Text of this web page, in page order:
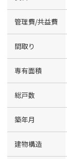
管理費/共益費
間取り
専有面積
総戸数
築年月
建物構造